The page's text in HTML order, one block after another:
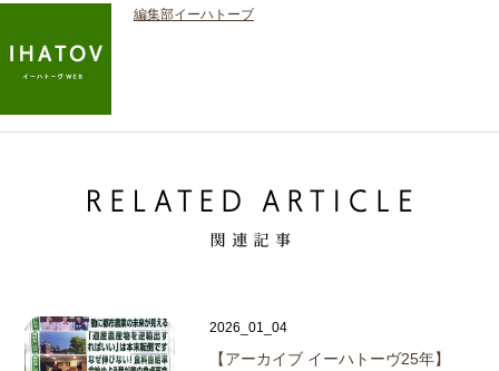
編集部イーハトーブ
2026_01_04
【アーカイブ イーハトーヴ25年】